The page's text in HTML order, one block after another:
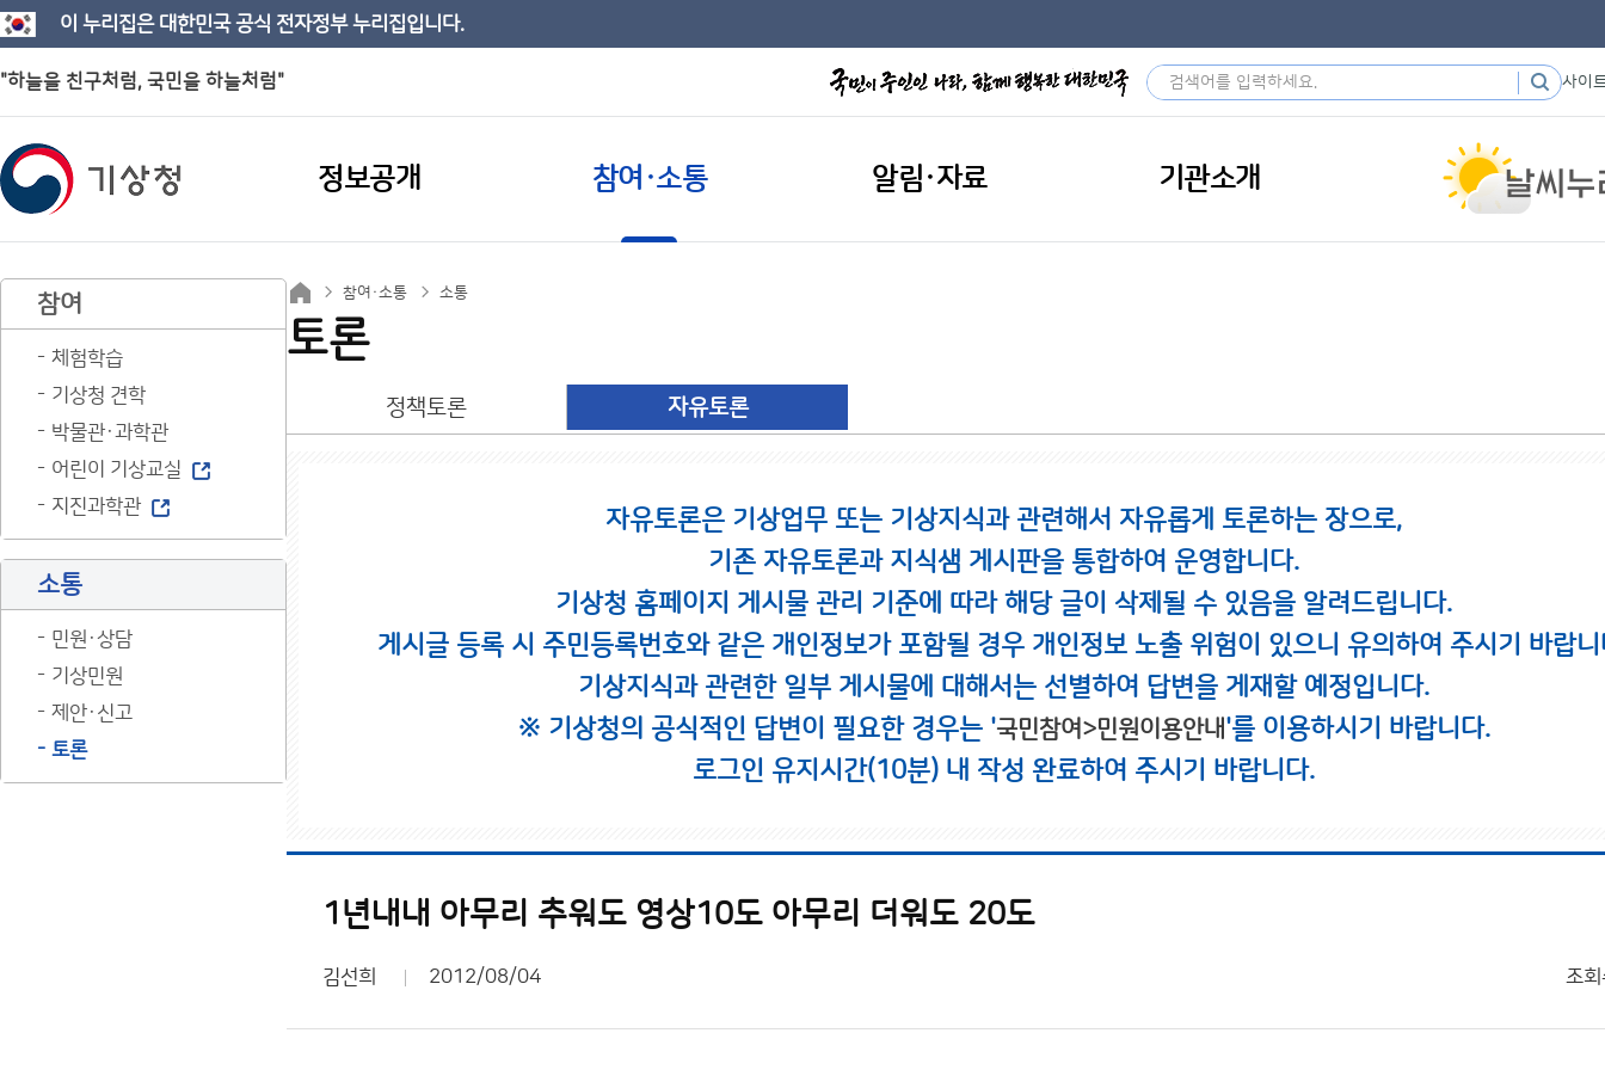
이 누리집은 대한민국 공식 전자정부 누리집입니다.
"하늘을 친구처럼, 국민을 하늘처럼" 사이
정보공개 참여·소통 알림·자료 기관소개
참여
체험학습
기상청 견학
박물관·과학관
어린이 기상교실
지진과학관
소통
민원·상담
기상민원
제안·신고
토론
참여·소통 소통
토론
정책토론 자유토론
자유토론은 기상업무 또는 기상지식과 관련해서 자유롭게 토론하는 장으로,
기존 자유토론과 지식샘 게시판을 통합하여 운영합니다.
기상청 홈페이지 게시물 관리 기준에 따라 해당 글이 삭제될 수 있음을 알려드립니다.
게시글 등록 시 주민등록번호와 같은 개인정보가 포함될 경우 개인정보 노출 위험이 있으니 유의하여 주시기 바랍니
기상지식과 관련한 일부 게시물에 대해서는 선별하여 답변을 게재할 예정입니다.
※ 기상청의 공식적인 답변이 필요한 경우는 '국민참여>민원이용안내'를 이용하시기 바랍니다.
로그인 유지시간(10분) 내 작성 완료하여 주시기 바랍니다.
1년내내 아무리 추워도 영상10도 아무리 더워도 20도
김선희 2012/08/04 조회